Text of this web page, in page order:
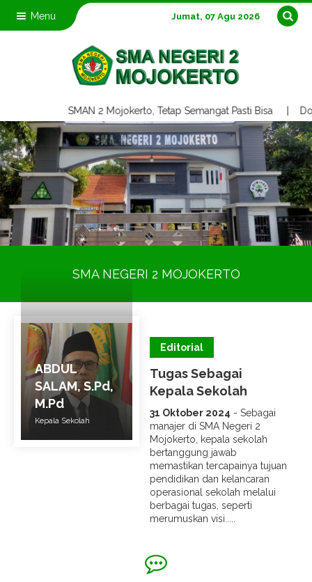
Menu Jumat, 07 Agu 2026
SMAN 2 Mojokerto, Tetap Semangat Pasti Bisa |
SMA NEGERI 2 MOJOKERTO
ABDUL
SALAM, S.Pd,
M.Pd
Kepala Sekolah
Editorial
Tugas Sebagai
Kepala Sekolah
31 Oktober 2024 - Sebagai
manajer di SMA Negeri 2
Mojokerto, kepala sekolah
bertanggung jawab
memastikan tercapainya tujuan
pendidikan dan kelancaran
operasional sekolah melalui
berbagai tugas, seperti
merumuskan visi.....